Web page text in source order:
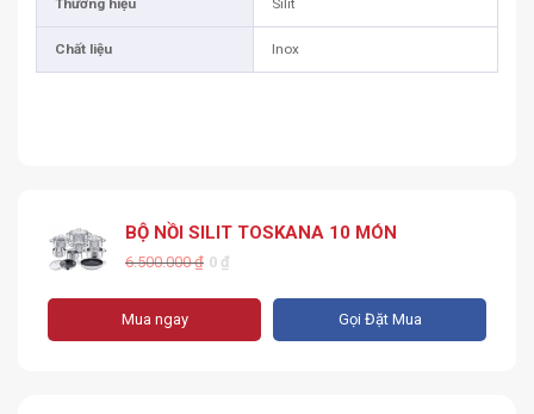
Thương hiệu Silit
Chất liệu Inox
BỘ NỒI SILIT TOSKANA 10 MÓN
6.500.000₫ 0 ₫
Mua ngay Gọi Đặt Mua